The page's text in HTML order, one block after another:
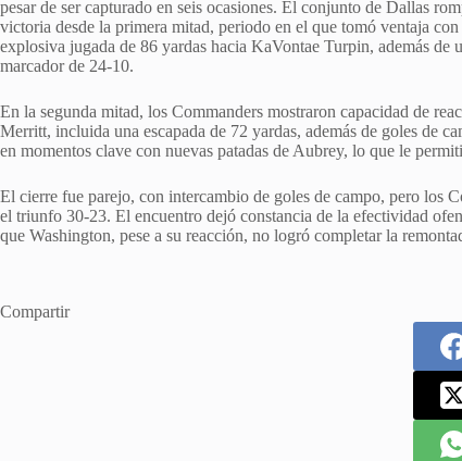
pesar de ser capturado en seis ocasiones. El conjunto de Dallas
victoria desde la primera mitad, periodo en el que tomó ventaja
explosiva jugada de 86 yardas hacia KaVontae Turpin, además
marcador de 24-10.
En la segunda mitad, los Commanders mostraron capacidad de
Merritt, incluida una escapada de 72 yardas, además de goles de
en momentos clave con nuevas patadas de Aubrey, lo que le
El cierre fue parejo, con intercambio de goles de campo, pero los
el triunfo 30-23. El encuentro dejó constancia de la efectividad
que Washington, pese a su reacción, no logró completar la
Compartir